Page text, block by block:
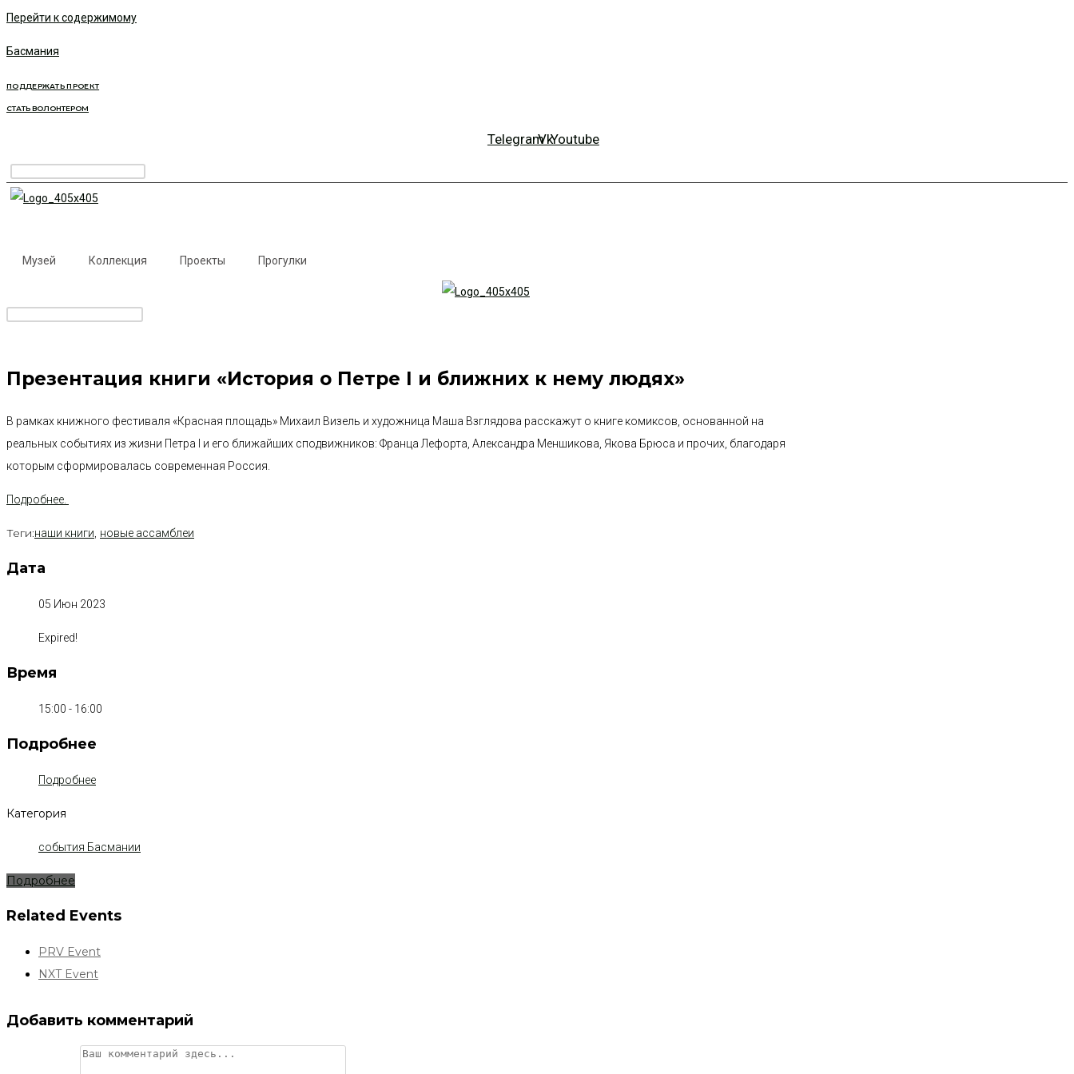
Перейти к содержимому
Басмания
ПОДДЕРЖАТЬ ПРОЕКТ
СТАТЬ ВОЛОНТЕРОМ
TelegramVkYoutube
Музей Коллекция Проекты Прогулки
Презентация книги «История о Петре I и ближних к нему людях»
В рамках книжного фестиваля «Красная площадь» Михаил Визель и художница Маша Взглядова расскажут о книге комиксов, основанной на
реальных событиях из жизни Петра I и его ближайших сподвижников: Франца Лефорта, Александра Меншикова, Якова Брюса и прочих, благодаря
которым сформировалась современная Россия.
Подробнее.
Теги:наши книги, новые ассамблеи
Дата
05 Июн 2023
Expired!
Время
15:00 - 16:00
Подробнее
Подробнее
Категория
события Басмании
Подробнее
Related Events
PRV Event
NXT Event
Добавить комментарий